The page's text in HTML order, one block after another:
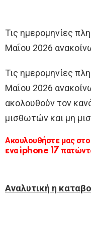
Τις ημερομηνίες
Μαΐου 2026
Τις ημερομηνίες
Μαΐου 2026
ακολουθούν τον
μισθωτών και μη
Ακουλουθήστε μας
ενα iphone 17
Αναλυτική η